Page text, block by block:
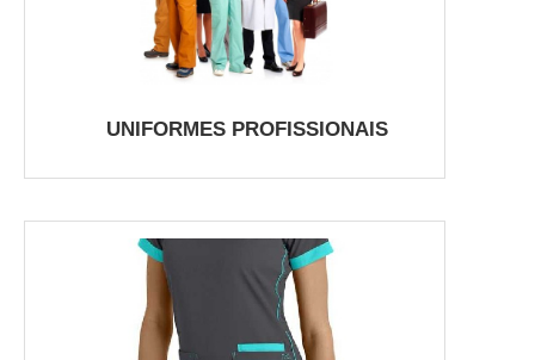
UNIFORMES PROFISSIONAIS